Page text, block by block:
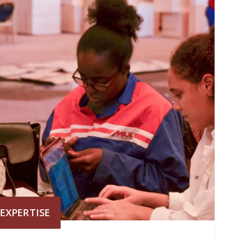
EXPERTISE